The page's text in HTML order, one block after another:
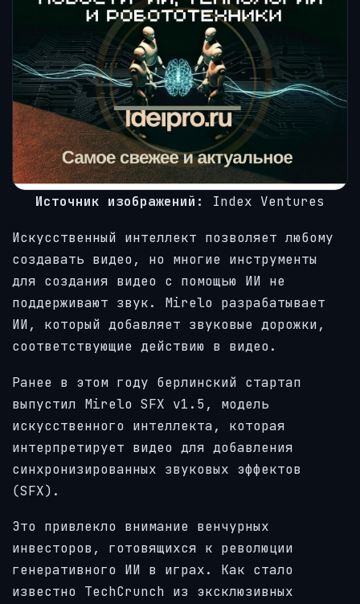
Источник изображений: Index Ventures
Искусственный интеллект позволяет любому
создавать видео, но многие инструменты
для создания видео с помощью ИИ не
поддерживают звук. Mirelo разрабатывает
ИИ, который добавляет звуковые дорожки,
соответствующие действию в видео.
Ранее в этом году берлинский стартап
выпустил Mirelo SFX v1.5, модель
искусственного интеллекта, которая
интерпретирует видео для добавления
синхронизированных звуковых эффектов
(SFX).
Это привлекло внимание венчурных
инвесторов, готовящихся к революции
генеративного ИИ в играх. Как стало
известно TechCrunch из эксклюзивных